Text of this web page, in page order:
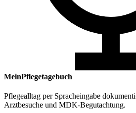
MeinPflegetagebuch
Pflegealltag per Spracheingabe
Arztbesuche und MDK-Begutachtung.